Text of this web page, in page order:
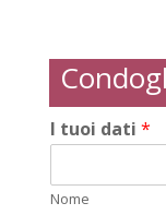
I tuoi dati *
Nome